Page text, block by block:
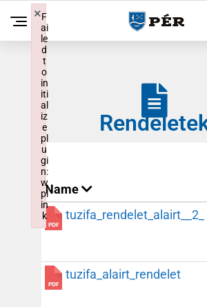
Name
tuzifa_rendelet_alairt__2_
tuzifa_alairt_rendelet
F
ai
le
d
t
o
in
iti
al
iz
e
pl
u
gi
n:
w
pl
in
k
×
Failed to initialize plugin: wplink